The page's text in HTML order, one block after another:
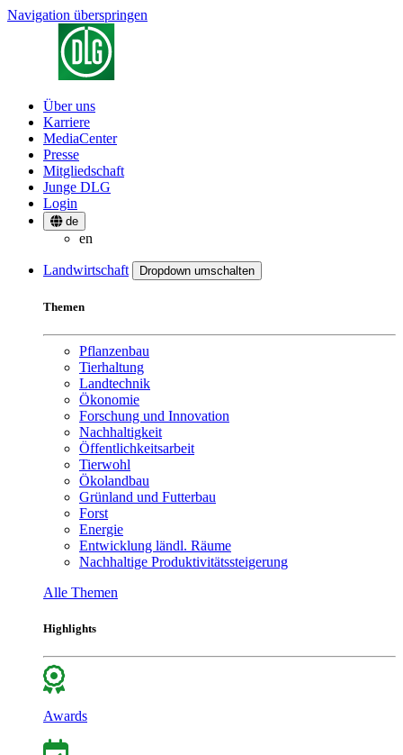
Navigation überspringen
Über uns
Karriere
MediaCenter
Presse
Mitgliedschaft
Junge DLG
Login
de
en
Landwirtschaft Dropdown umschalten
Themen
Pflanzenbau
Tierhaltung
Landtechnik
Ökonomie
Forschung und Innovation
Nachhaltigkeit
Öffentlichkeitsarbeit
Tierwohl
Ökolandbau
Grünland und Futterbau
Forst
Energie
Entwicklung ländl. Räume
Nachhaltige Produktivitätssteigerung
Alle Themen
Highlights
Awards